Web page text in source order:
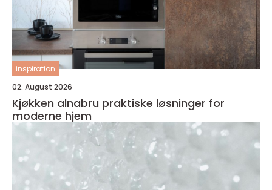
inspiration
02. August 2026
Kjøkken alnabru praktiske løsninger for
moderne hjem